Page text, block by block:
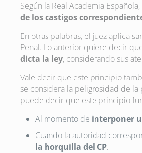
Según la Real Academia
de los castigos
En otras palabras, el juez aplica
Penal. Lo anterior quiere decir que
dicta la ley, considerando sus
Vale decir que este principio
se considera la peligrosidad de
puede decir que este principio
Al momento de interponer
Cuando la autoridad
la horquilla del CP.